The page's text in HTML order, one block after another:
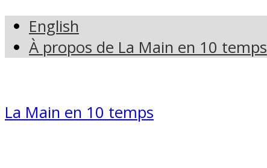
English
À propos de La Main en 10 temps
La Main en 10 temps